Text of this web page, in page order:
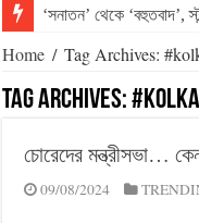
‘সনাতন’ থেকে ‘বহুতবাদ’,
Home / Tag Archives:
Tag Archives:
চোরেদের মন্ত্রীসভা…
09/08/2024